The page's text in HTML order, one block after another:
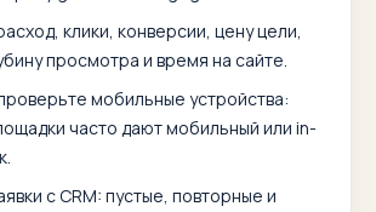
клики, конверсии, цену цели,
просмотра и время на сайте.
мобильные устройства:
часто дают мобильный или in-
с CRM: пустые, повторные и